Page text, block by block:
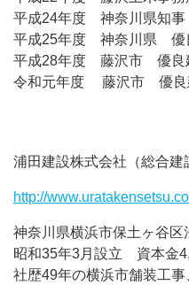
平成24年度 神奈川県知
平成25年度 神奈川県 優
平成28年度 藤沢市 優良
令和元年度 藤沢市 優良
浦田建設株式会社（総合建
http://
神奈川県横浜市保土ヶ谷
昭和35年3月設立 資本金
社歴49年の横浜市舗装工